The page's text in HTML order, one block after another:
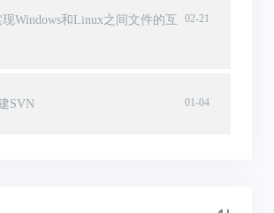
02-21
Windows和Linux之间文件的互
01-04
SVN